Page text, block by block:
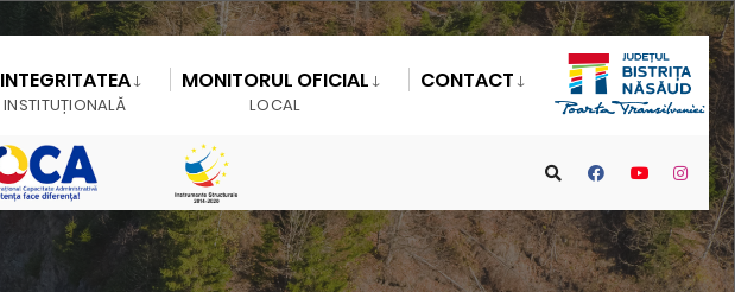
INTEGRITATEA
INSTITUȚIONALĂ
MONITORUL OFICIAL
LOCAL
CONTACT